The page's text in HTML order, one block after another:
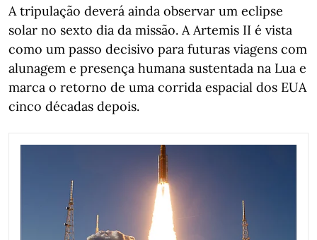
A tripulação deverá ainda observar um eclipse
solar no sexto dia da missão. A Artemis II é vista
como um passo decisivo para futuras viagens com
alunagem e presença humana sustentada na Lua e
marca o retorno de uma corrida espacial dos EUA
cinco décadas depois.